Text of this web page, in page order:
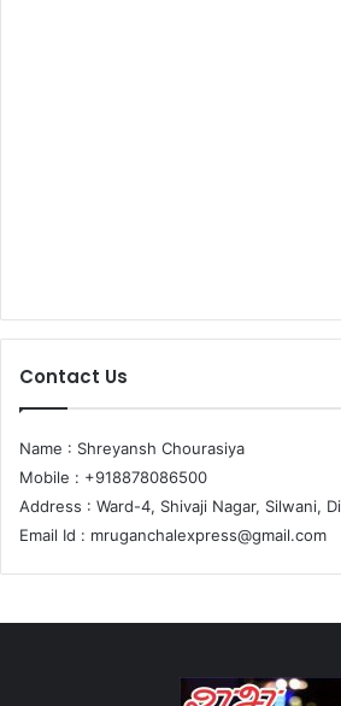
Contact Us
Name : Shreyansh Chourasiya
Mobile : +918878086500
Address : Ward-4, Shivaji Nagar, Silwani,
Email Id : mruganchalexpress@gmail.com